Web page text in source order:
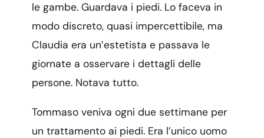
le gambe. Guardava i piedi. Lo faceva in
modo discreto, quasi impercettibile, ma
Claudia era un’estetista e passava le
giornate a osservare i dettagli delle
persone. Notava tutto.
Tommaso veniva ogni due settimane per
un trattamento ai piedi. Era l’unico uomo